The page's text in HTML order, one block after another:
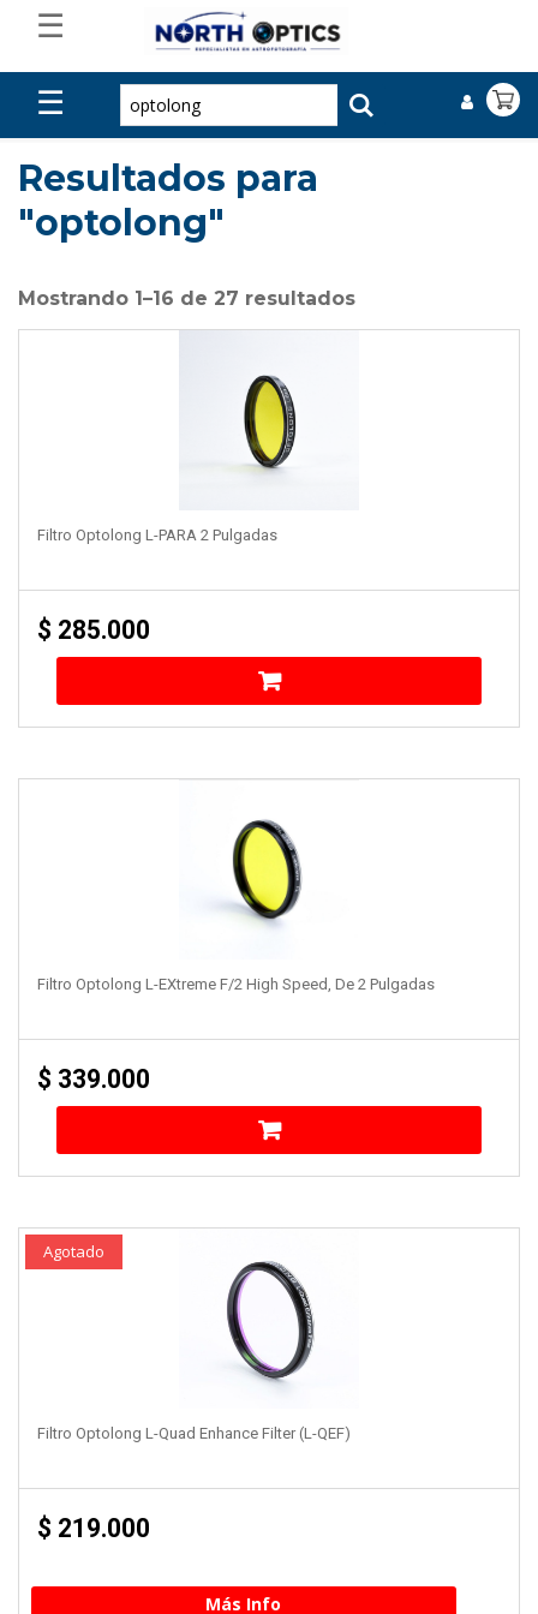
☰
☰
Resultados para
"optolong"
Mostrando 1–16 de 27 resultados
Filtro Optolong L-PARA 2 Pulgadas
$ 285.000
Filtro Optolong L-EXtreme F/2 High Speed, De 2 Pulgadas
$ 339.000
Agotado
Filtro Optolong L-Quad Enhance Filter (L-QEF)
$ 219.000
Más Info